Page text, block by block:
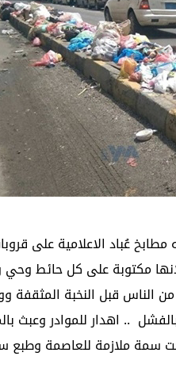
عُباد الاعلامية على
مكتوبة على كل حائط
قبل النخبة المثقفة
.. اهدار للموادر وعبث
سمة ملازمة للعاصمة وطبع